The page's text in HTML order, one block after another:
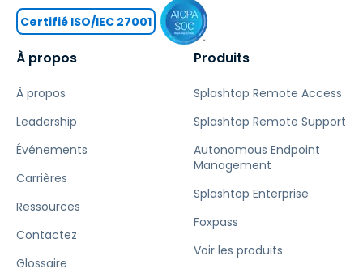
À propos
À propos
Leadership
Événements
Carrières
Ressources
Contactez
Glossaire
Produits
Splashtop Remote Access
Splashtop Remote Support
Autonomous Endpoint
Management
Splashtop Enterprise
Foxpass
Voir les produits
Certifié ISO/IEC 27001